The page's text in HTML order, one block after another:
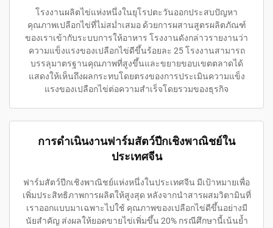
โรงงานผลิตไข่แห่งหนึ่งในยุโรปตะวันออกประสบปัญหา
คุณภาพเปลือกไข่ที่ไม่สม่ำเสมอ ด้วยการผสานสูตรผลิตภัณฑ์
ของเราเข้ากับระบบการให้อาหาร โรงงานดังกล่าวรายงานว่า
ความแข็งแรงของเปลือกไข่ดีขึ้นร้อยละ 25 โรงงานสามารถ
บรรลุมาตรฐานคุณภาพที่สูงขึ้นและขยายขอบเขตตลาดได้
แสดงให้เห็นถึงผลกระทบโดยตรงของการประเมินความแข็ง
แรงของเปลือกไข่ต่อความสำเร็จโดยรวมของธุรกิจ
การดำเนินงานฟาร์มสัตว์ปีกเชิงพาณิชย์ใน
ประเทศจีน
ฟาร์มสัตว์ปีกเชิงพาณิชย์แห่งหนึ่งในประเทศจีน มีเป้าหมายเพื่อ
เพิ่มประสิทธิภาพการผลิตให้สูงสุด หลังจากนำสารผสมวิตามินที่
เราออกแบบมาเฉพาะไปใช้ คุณภาพของเปลือกไข่ดีขึ้นอย่างมี
นัยสำคัญ ส่งผลให้ยอดขายไข่เพิ่มขึ้น 20% กรณีศึกษานี้เน้นย้ำ